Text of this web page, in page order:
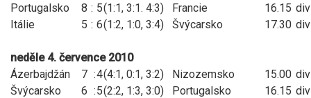
Portugalsko
8 : 5(1:1, 3:1. 4:3) Francie 16.15
Itálie
5 : 6(1:2, 1:0, 3:4) Švýcarsko 17.30
neděle 4. července 2010
Ázerbajdžán
7 :4(4:1, 0:1, 3:2) Nizozemsko 15.00
Švýcarsko
6 :5(2:2, 1:3, 3:0) Portugalsko 16.15